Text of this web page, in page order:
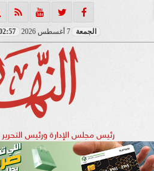
الجمعة 7 أغسطس 2026 02:57
رئيس مجلس الإدارة ورئيس التحرير